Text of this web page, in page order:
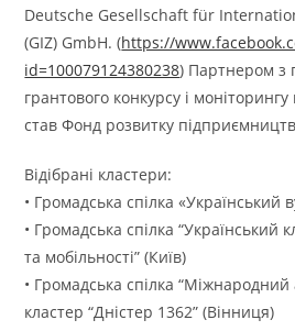
Deutsche Gesellschaft für
(GIZ) GmbH. (https://
id=100079124380238) Партнером з
грантового конкурсу і
став Фонд розвитку
Відібрані кластери:
• Громадська спілка «Український
• Громадська спілка “Український
та мобільності” (Київ)
• Громадська спілка
кластер “Дністер 1362” (Вінниця)